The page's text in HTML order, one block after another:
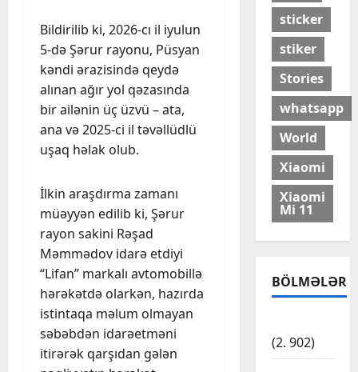
Bildirilib ki, 2026-cı il iyulun
5-də Şərur rayonu, Püsyan
kəndi ərazisində qeydə
alınan ağır yol qəzasında
bir ailənin üç üzvü – ata,
ana və 2025-ci il təvəllüdlü
uşaq həlak olub.
İlkin araşdırma zamanı
müəyyən edilib ki, Şərur
rayon sakini Rəşad
Məmmədov idarə etdiyi
“Lifan” markalı avtomobillə
hərəkətdə olarkən, hazırda
istintaqa məlum olmayan
səbəbdən idarəetməni
itirərək qarşıdan gələn
sticker
stiker
Stories
whatsapp
World
Xiaomi
Xiaomi
Mi 11
BÖLMƏLƏR
(2. 902)